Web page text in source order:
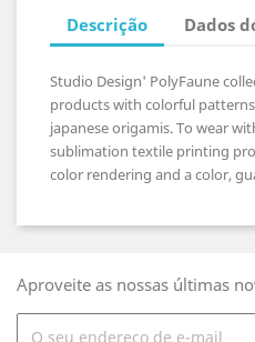
Descrição Dados
Studio Design' PolyFaune
products with colorful
japanese origamis. To wear
sublimation textile printing
color rendering and a color,
Aproveite as nossas últimas